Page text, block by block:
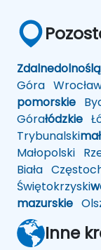
Zdalne
Góra
pomorskie
Górałódzkie
Trybunalski
Małopolski
Biała
Świętokrzyski
mazurskie
Inne